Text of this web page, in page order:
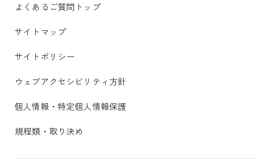
よくあるご質問トップ
サイトマップ
サイトポリシー
ウェブアクセシビリティ方針
個人情報・特定個人情報保護
規程類・取り決め